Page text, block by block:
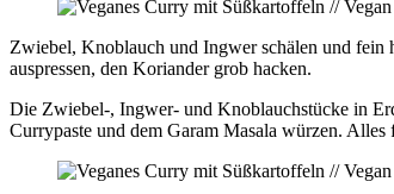
Zwiebel, Knoblauch und Ingwer schälen und fein
auspressen, den Koriander grob hacken.
Die Zwiebel-, Ingwer- und Knoblauchstücke in
Currypaste und dem Garam Masala würzen.